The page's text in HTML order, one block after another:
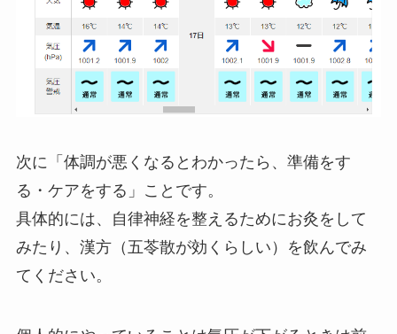
次に「体調が悪くなるとわかったら、準備をす
る・ケアをする」ことです。
具体的には、自律神経を整えるためにお灸をして
みたり、漢方（五苓散が効くらしい）を飲んでみ
てください。